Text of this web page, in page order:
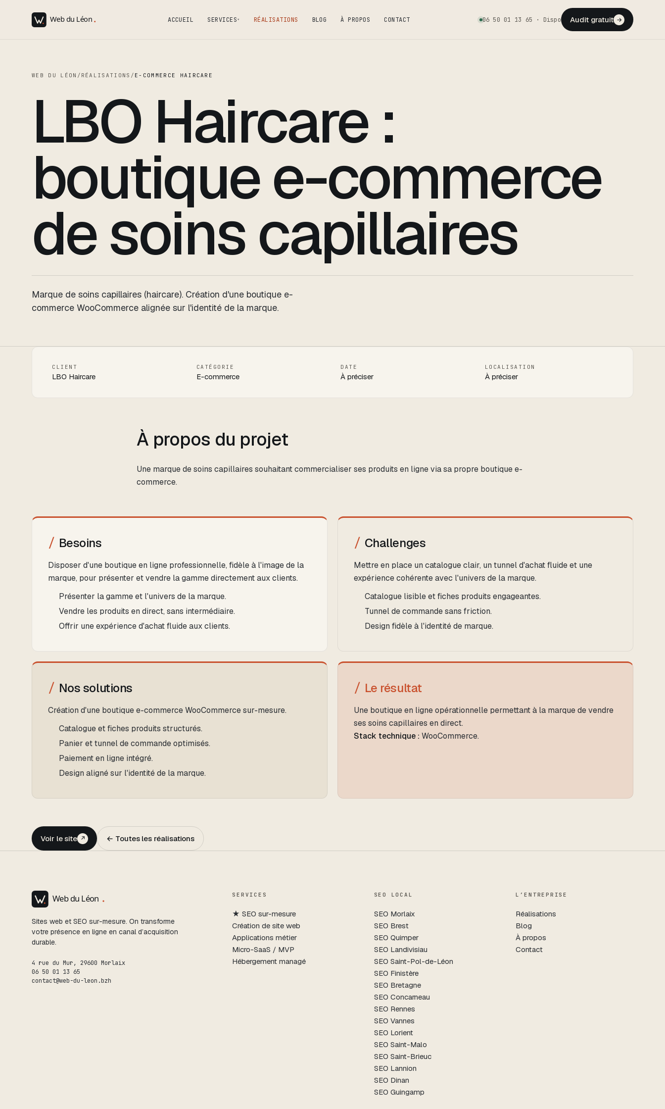
ACCUEIL SERVICES▾ RÉALISATIONS BLOG À PROPOS CONTACT 06 50 01 13 65 · Dispo Audit gratuit →
WEB DU LÉON / RÉALISATIONS / E-COMMERCE HAIRCARE
LBO Haircare :
boutique e-commerce
de soins capillaires
Marque de soins capillaires (haircare). Création d'une boutique e-
commerce WooCommerce alignée sur l'identité de la marque.
CLIENT
LBO Haircare
CATÉGORIE
E-commerce
DATE
À préciser
LOCALISATION
À préciser
À propos du projet
Une marque de soins capillaires souhaitant commercialiser ses produits en ligne via sa propre boutique e-
commerce.
Besoins
Disposer d'une boutique en ligne professionnelle, fidèle à l'image de la
marque, pour présenter et vendre la gamme directement aux clients.
Présenter la gamme et l'univers de la marque.
Vendre les produits en direct, sans intermédiaire.
Offrir une expérience d'achat fluide aux clients.
Challenges
Mettre en place un catalogue clair, un tunnel d'achat fluide et une
expérience cohérente avec l'univers de la marque.
Catalogue lisible et fiches produits engageantes.
Tunnel de commande sans friction.
Design fidèle à l'identité de marque.
Nos solutions
Création d'une boutique e-commerce WooCommerce sur-mesure.
Catalogue et fiches produits structurés.
Panier et tunnel de commande optimisés.
Paiement en ligne intégré.
Design aligné sur l'identité de la marque.
Le résultat
Une boutique en ligne opérationnelle permettant à la marque de vendre
ses soins capillaires en direct.
Stack technique : WooCommerce.
Voir le site ↗ ← Toutes les réalisations
Sites web et SEO sur-mesure. On transforme
votre présence en ligne en canal d’acquisition
durable.
4 rue du Mur, 29600 Morlaix
06 50 01 13 65
contact@web-du-leon.bzh
SERVICES
★SEO sur-mesure
Création de site web
Applications métier
Micro-SaaS / MVP
Hébergement managé
SEO LOCAL
SEO Morlaix
SEO Brest
SEO Quimper
SEO Landivisiau
SEO Saint-Pol-de-Léon
SEO Finistère
SEO Bretagne
SEO Concarneau
SEO Rennes
SEO Vannes
SEO Lorient
SEO Saint-Malo
SEO Saint-Brieuc
SEO Lannion
SEO Dinan
SEO Guingamp
L’ENTREPRISE
Réalisations
Blog
À propos
Contact